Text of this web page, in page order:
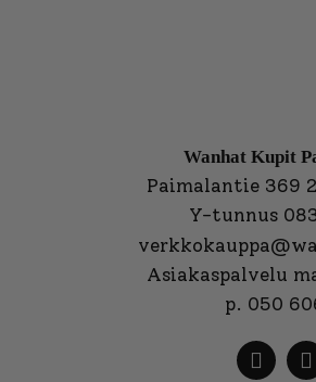
Wanhat Kupit
Paimalantie 369
Y-tunnus
Asiakaspalvelu
p. 050